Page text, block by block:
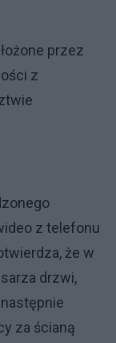
przez
z
z telefonu
że w
drzwi,
za ścianą